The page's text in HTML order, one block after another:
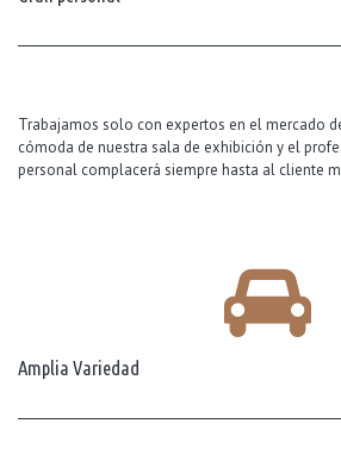
Trabajamos solo con expertos en el mercado
cómoda de nuestra sala de exhibición y el
personal complacerá siempre hasta al cliente
Amplia Variedad